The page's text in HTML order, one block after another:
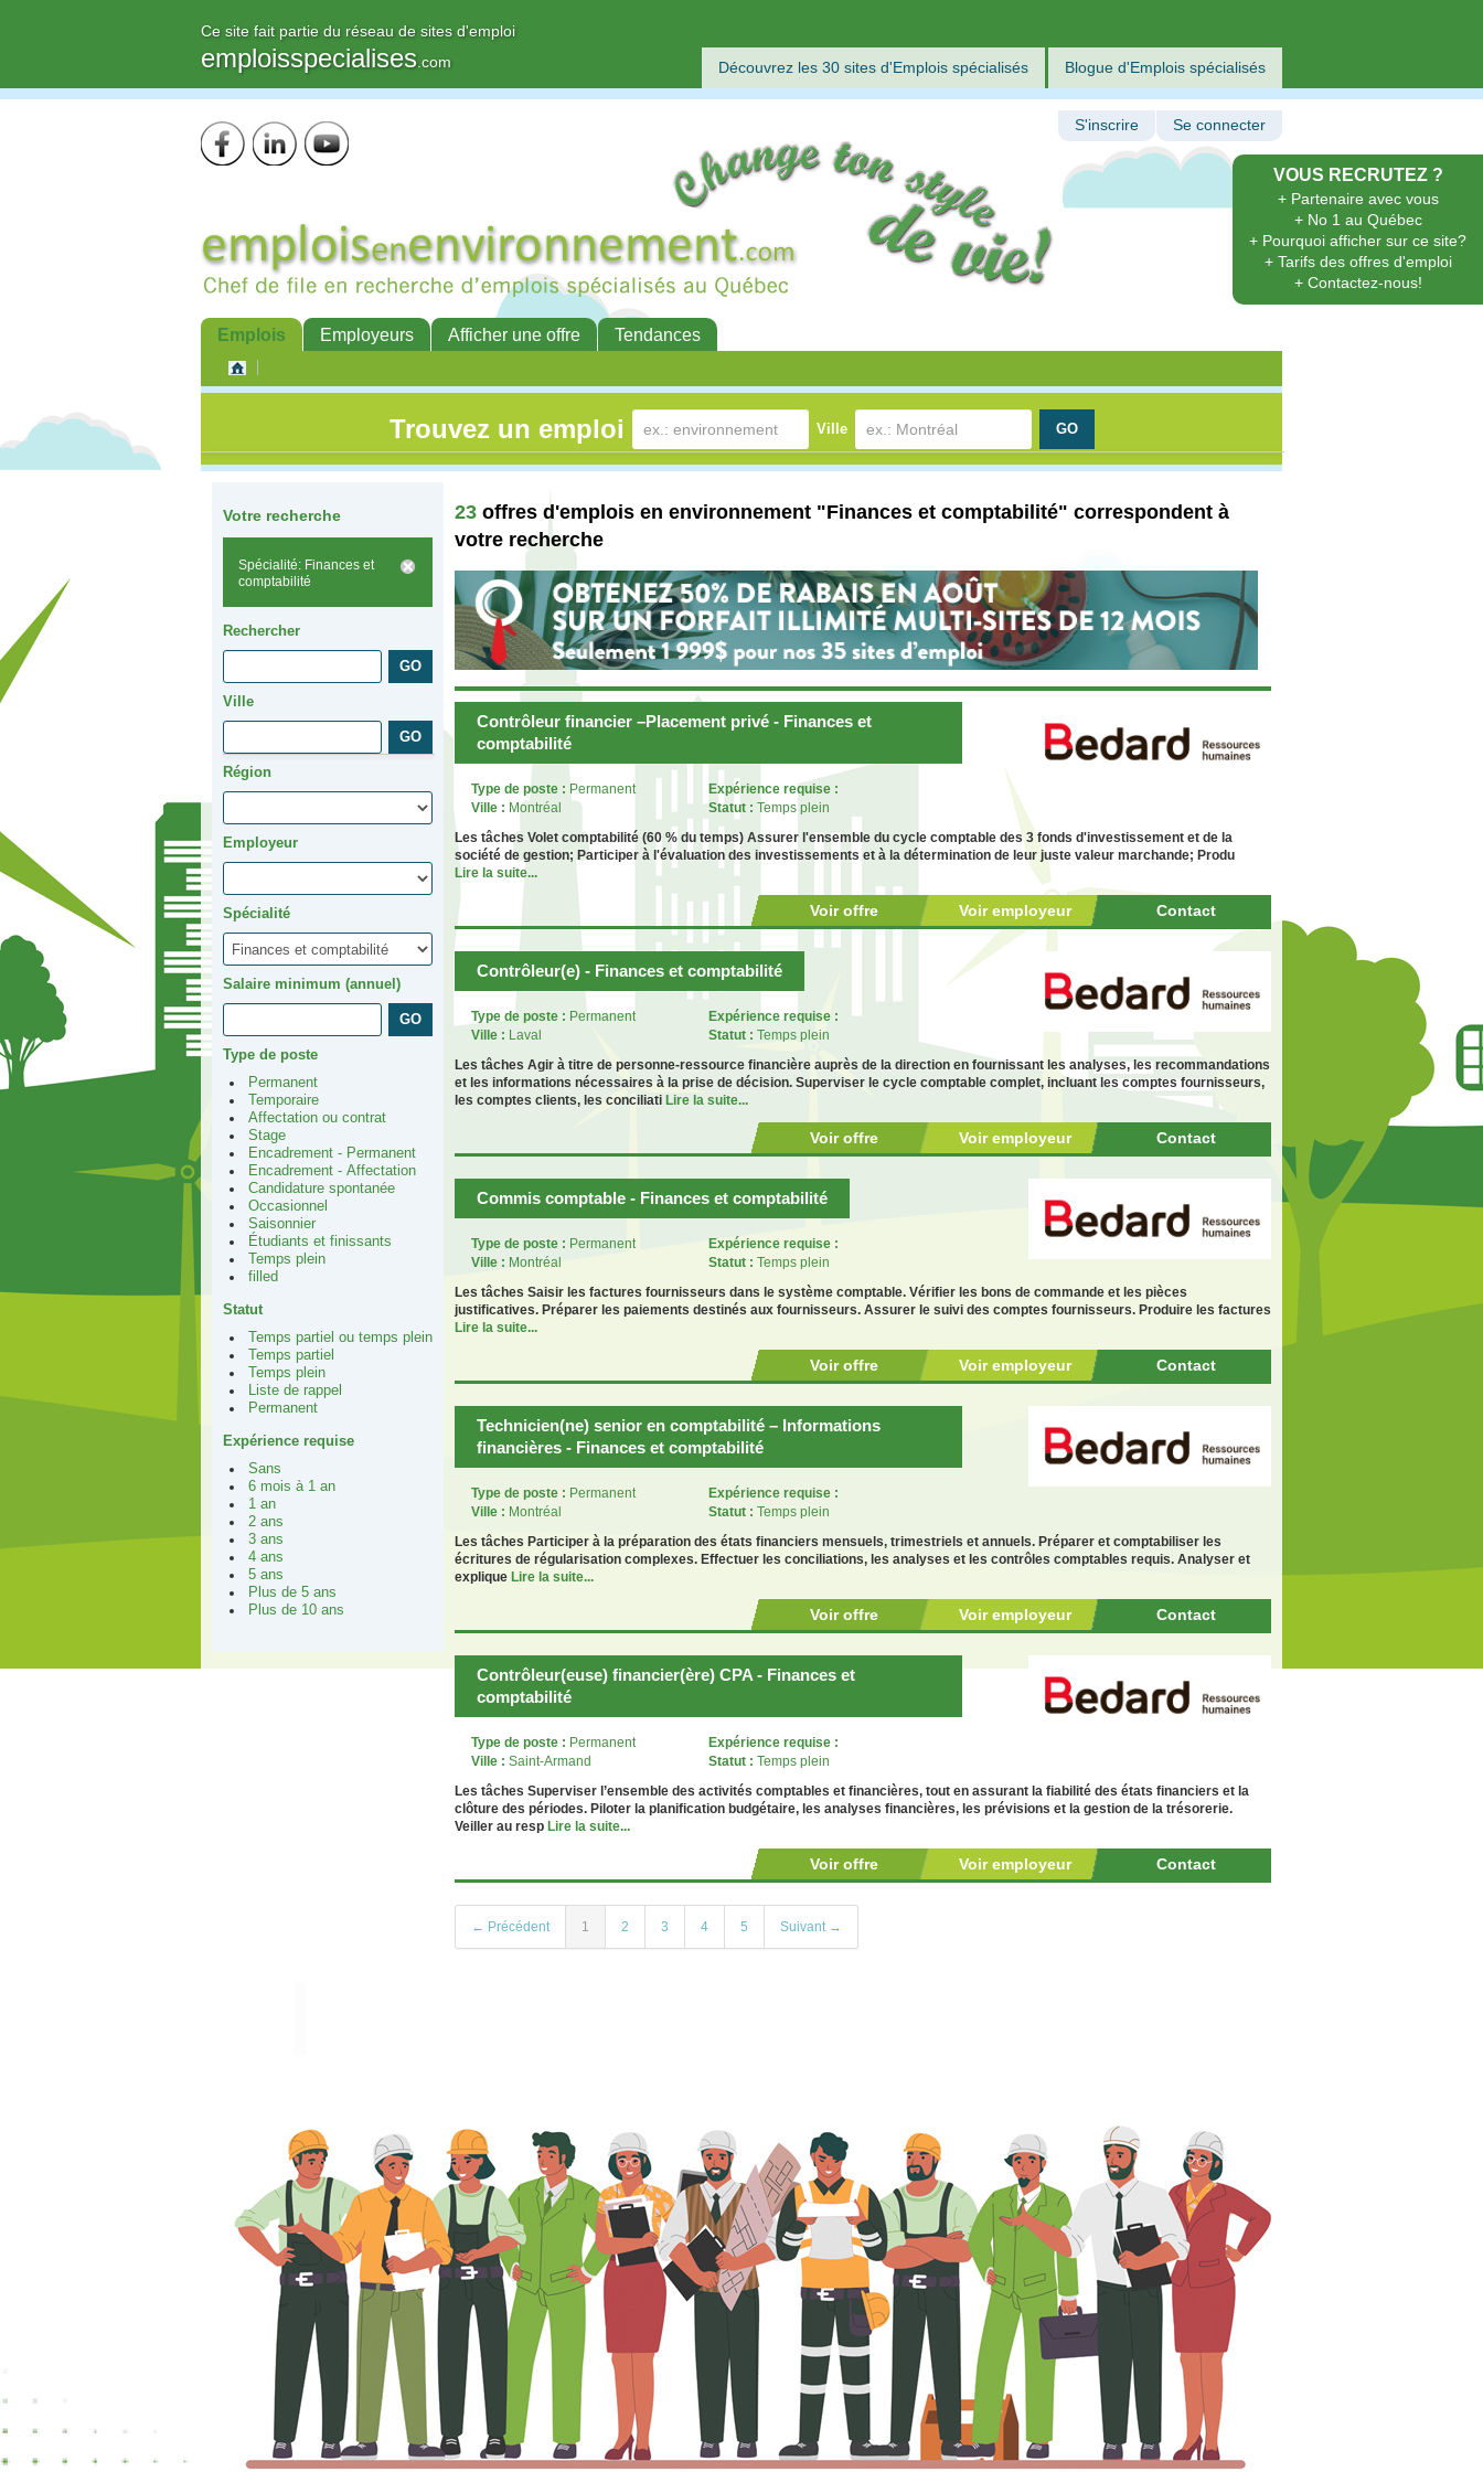
Ce site fait partie du réseau de sites d'emploi
emploisspecialises .com Découvrez les 30 sites d'Emplois spécialisés Blogue d'Emplois spécialisés
VOUS RECRUTEZ ?
+ Partenaire avec vous
+ No 1 au Québec
+ Pourquoi afficher sur ce site?
+ Tarifs des offres d'emploi
+ Contactez-nous!
S'inscrire Se connecter
Emplois Employeurs Afficher une offre Tendances
Trouvez un emploi Ville
Votre recherche
Spécialité: Finances et
comptabilité
Rechercher
Ville
Région
Employeur
Spécialité
Salaire minimum (annuel)
Type de poste
Permanent
Temporaire
Affectation ou contrat
Stage
Encadrement - Permanent
Encadrement - Affectation
Candidature spontanée
Occasionnel
Saisonnier
Étudiants et finissants
Temps plein
filled
Statut
Temps partiel ou temps plein
Temps partiel
Temps plein
Liste de rappel
Permanent
Expérience requise
Sans
6 mois à 1 an
1 an
2 ans
3 ans
4 ans
5 ans
Plus de 5 ans
Plus de 10 ans
23 offres d'emplois en environnement "Finances et comptabilité" correspondent à
votre recherche
Contrôleur financier –Placement privé - Finances et
comptabilité
Type de poste : Permanent
Ville : Montréal
Expérience requise :
Statut : Temps plein
Les tâches Volet comptabilité (60 % du temps) Assurer l'ensemble du cycle comptable des 3 fonds d'investissement et de la
société de gestion; Participer à l'évaluation des investissements et à la détermination de leur juste valeur marchande; Produ
Lire la suite...
Voir offre Voir employeur Contact
Contrôleur(e) - Finances et comptabilité
Type de poste : Permanent
Ville : Laval
Expérience requise :
Statut : Temps plein
Les tâches Agir à titre de personne-ressource financière auprès de la direction en fournissant les analyses, les recommandations
et les informations nécessaires à la prise de décision. Superviser le cycle comptable complet, incluant les comptes fournisseurs,
les comptes clients, les conciliati Lire la suite...
Voir offre Voir employeur Contact
Commis comptable - Finances et comptabilité
Type de poste : Permanent
Ville : Montréal
Expérience requise :
Statut : Temps plein
Les tâches Saisir les factures fournisseurs dans le système comptable. Vérifier les bons de commande et les pièces
justificatives. Préparer les paiements destinés aux fournisseurs. Assurer le suivi des comptes fournisseurs. Produire les factures
Lire la suite...
Voir offre Voir employeur Contact
Technicien(ne) senior en comptabilité – Informations
financières - Finances et comptabilité
Type de poste : Permanent
Ville : Montréal
Expérience requise :
Statut : Temps plein
Les tâches Participer à la préparation des états financiers mensuels, trimestriels et annuels. Préparer et comptabiliser les
écritures de régularisation complexes. Effectuer les conciliations, les analyses et les contrôles comptables requis. Analyser et
explique Lire la suite...
Voir offre Voir employeur Contact
Contrôleur(euse) financier(ère) CPA - Finances et
comptabilité
Type de poste : Permanent
Ville : Saint-Armand
Expérience requise :
Statut : Temps plein
Les tâches Superviser l’ensemble des activités comptables et financières, tout en assurant la fiabilité des états financiers et la
clôture des périodes. Piloter la planification budgétaire, les analyses financières, les prévisions et la gestion de la trésorerie.
Veiller au resp Lire la suite...
Voir offre Voir employeur Contact
← Précédent 1 2 3 4 5 Suivant →